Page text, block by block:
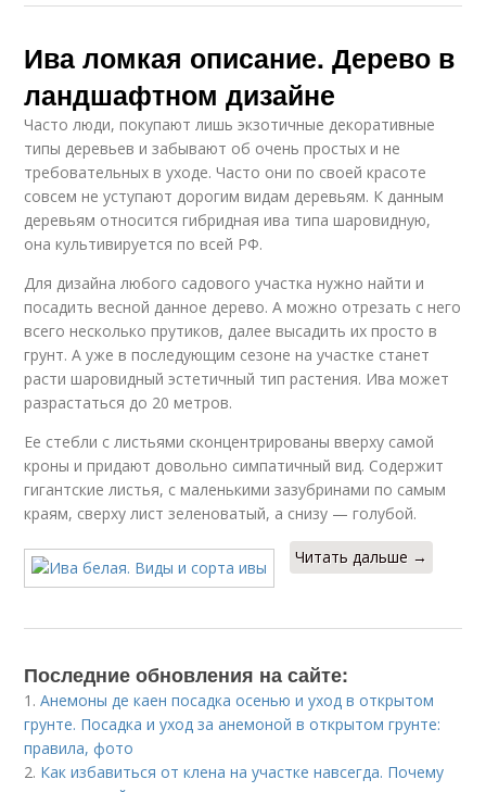
Ива ломкая описание. Дерево в
ландшафтном дизайне
Часто люди, покупают лишь экзотичные декоративные
типы деревьев и забывают об очень простых и не
требовательных в уходе. Часто они по своей красоте
совсем не уступают дорогим видам деревьям. К данным
деревьям относится гибридная ива типа шаровидную,
она культивируется по всей РФ.
Для дизайна любого садового участка нужно найти и
посадить весной данное дерево. А можно отрезать с него
всего несколько прутиков, далее высадить их просто в
грунт. А уже в последующим сезоне на участке станет
расти шаровидный эстетичный тип растения. Ива может
разрастаться до 20 метров.
Ее стебли с листьями сконцентрированы вверху самой
кроны и придают довольно симпатичный вид. Содержит
гигантские листья, с маленькими зазубринами по самым
краям, сверху лист зеленоватый, а снизу — голубой.
Читать дальше →
Последние обновления на сайте:
1.Анемоны де каен посадка осенью и уход в открытом
грунте. Посадка и уход за анемоной в открытом грунте:
правила, фото
2. Как избавиться от клена на участке навсегда. Почему